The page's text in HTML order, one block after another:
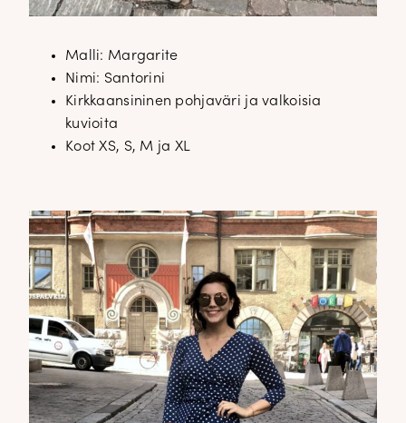
Malli: Margarite
Nimi: Santorini
Kirkkaansininen pohjaväri ja valkoisia
kuvioita
Koot XS, S, M ja XL